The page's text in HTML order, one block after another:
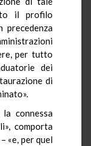
il profilo
precedenza
per tutto
dei
di
connessa
», comporta
«e, per quel